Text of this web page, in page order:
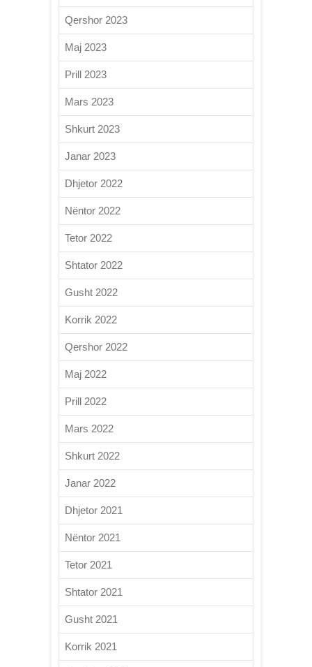
Qershor 2023
Maj 2023
Prill 2023
Mars 2023
Shkurt 2023
Janar 2023
Dhjetor 2022
Nëntor 2022
Tetor 2022
Shtator 2022
Gusht 2022
Korrik 2022
Qershor 2022
Maj 2022
Prill 2022
Mars 2022
Shkurt 2022
Janar 2022
Dhjetor 2021
Nëntor 2021
Tetor 2021
Shtator 2021
Gusht 2021
Korrik 2021